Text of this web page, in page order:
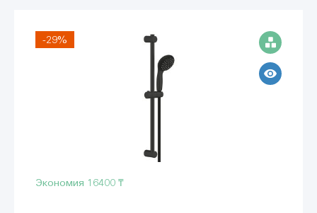
-29%
Экономия 16400 ₸